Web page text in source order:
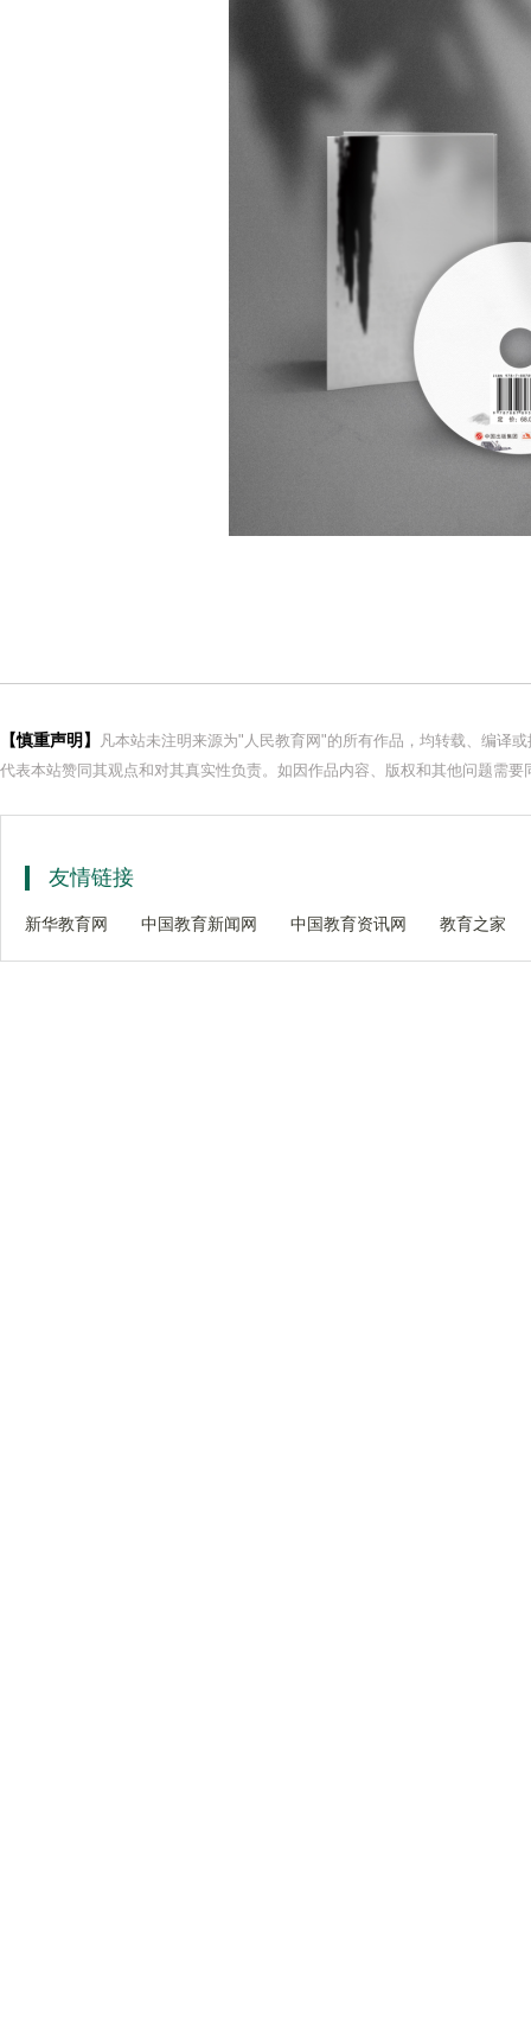
【慎重声明】
凡本站未注明来源为"人民教育网"的所有作品，均转载、编译
代表本站赞同其观点和对其真实性负责。如因作品内容、版权和其他问题需
友情链接
新华教育网 中国教育新闻网 中国教育资讯网 教育之家